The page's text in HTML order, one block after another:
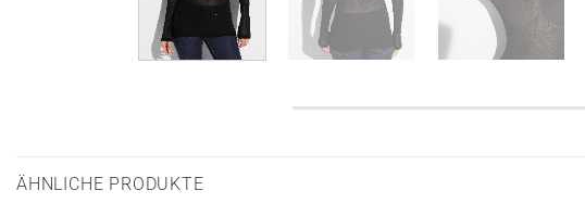
ÄHNLICHE PRODUKTE